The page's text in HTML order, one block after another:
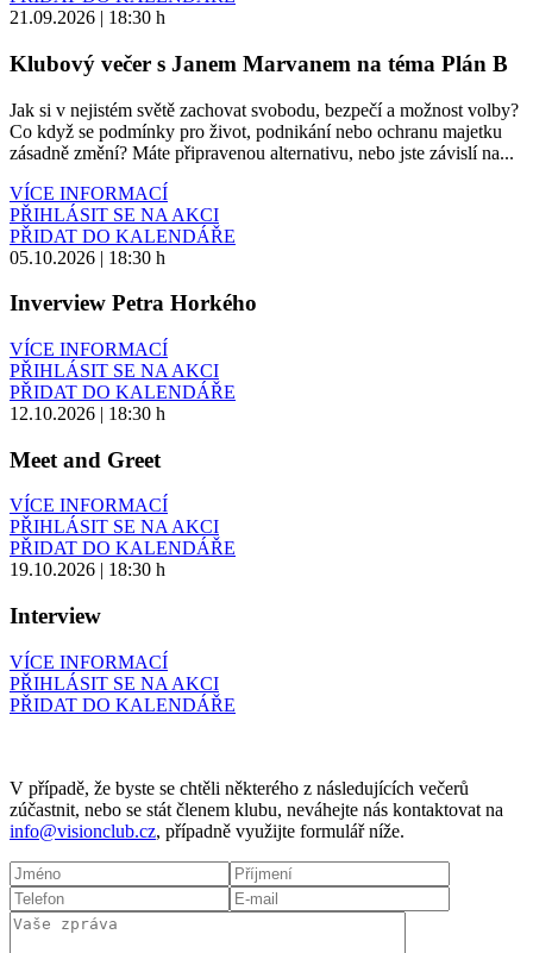
21.09.2026 | 18:30 h
Klubový večer s Janem Marvanem na téma Plán B
Jak si v nejistém světě zachovat svobodu, bezpečí a možnost volby?
Co když se podmínky pro život, podnikání nebo ochranu majetku
zásadně změní? Máte připravenou alternativu, nebo jste závislí na...
VÍCE INFORMACÍ
PŘIHLÁSIT SE NA AKCI
PŘIDAT DO KALENDÁŘE
05.10.2026 | 18:30 h
Inverview Petra Horkého
VÍCE INFORMACÍ
PŘIHLÁSIT SE NA AKCI
PŘIDAT DO KALENDÁŘE
12.10.2026 | 18:30 h
Meet and Greet
VÍCE INFORMACÍ
PŘIHLÁSIT SE NA AKCI
PŘIDAT DO KALENDÁŘE
19.10.2026 | 18:30 h
Interview
VÍCE INFORMACÍ
PŘIHLÁSIT SE NA AKCI
PŘIDAT DO KALENDÁŘE
V případě, že byste se chtěli některého z následujících večerů
zúčastnit, nebo se stát členem klubu, neváhejte nás kontaktovat na
info@visionclub.cz, případně využijte formulář níže.